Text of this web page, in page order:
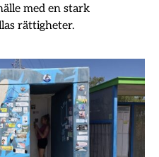
med en stark
rättigheter.